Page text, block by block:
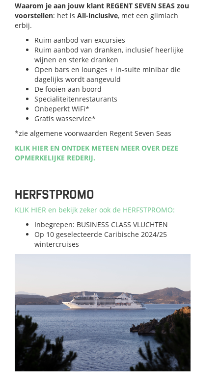
Waarom je aan jouw klant REGENT SEVEN SEAS zou
voorstellen: het is All-inclusive, met een glimlach
erbij.
Ruim aanbod van excursies
Ruim aanbod van dranken, inclusief heerlijke
wijnen en sterke dranken
Open bars en lounges + in-suite minibar die
dagelijks wordt aangevuld
De fooien aan boord
Specialiteitenrestaurants
Onbeperkt WiFi*
Gratis wasservice*
*zie algemene voorwaarden Regent Seven Seas
KLIK HIER EN ONTDEK METEEN MEER OVER DEZE
OPMERKELIJKE REDERIJ.
HERFSTPROMO
KLIK HIER en bekijk zeker ook de HERFSTPROMO:
Inbegrepen: BUSINESS CLASS VLUCHTEN
Op 10 geselecteerde Caribische 2024/25
wintercruises